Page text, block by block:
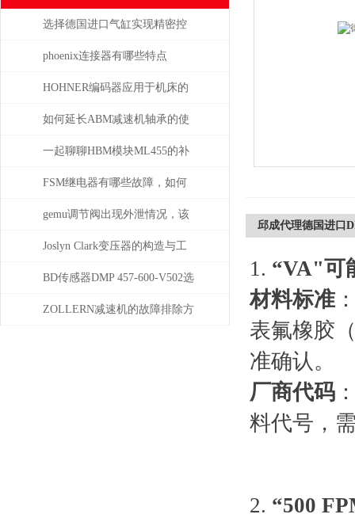
选择德国进口气缸实现精密控
制和动力传输
phoenix连接器有哪些特点
HOHNER编码器应用于机床的
位移测量和主轴控制
如何延长ABM减速机轴承的使
用寿命
一起聊聊HBM模块ML455的补
偿问题
FSM继电器有哪些故障，如何
解决
gemu调节阀出现外泄情况，该
如何处理
Joslyn Clark变压器的构造与工
作原理
BD传感器DMP 457-600-V502选
择使用注意事项
ZOLLERN减速机的故障排除方
邱成代理德国进口
1. “VA"可
材料标准
表氟橡胶
准确认。
厂商代码
料代号，
2. “500